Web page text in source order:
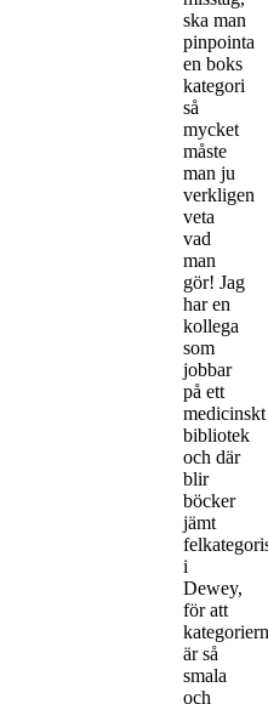
ska man
pinpointa
en boks
kategori
så
mycket
måste
man ju
verkligen
veta
vad
man
gör! Jag
har en
kollega
som
jobbar
på ett
medicinskt
bibliotek
och där
blir
böcker
jämt
i
Dewey,
för att
är så
smala
och